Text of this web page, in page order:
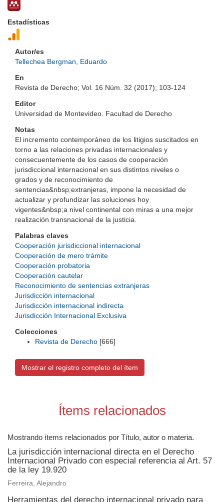
Estadísticas
Autor/es
Tellechea Bergman, Eduardo
En
Revista de Derecho; Vol. 16 Núm. 32 (2017); 103-124
Editor
Universidad de Montevideo. Facultad de Derecho
Notas
El incremento contemporáneo de los litigios suscitados en
torno a las relaciones privadas internacionales y
consecuentemente de los casos de cooperación
jurisdiccional internacional en sus distintos niveles o
grados y de reconocimiento de
sentencias&nbsp;extranjeras, impone la necesidad de
actualizar y profundizar las soluciones hoy
vigentes&nbsp;a nivel continental con miras a una mejor
realización transnacional de la justicia.
Palabras claves
Cooperación jurisdiccional internacional
Cooperación de mero trámite
Cooperación probatoria
Cooperación cautelar
Reconocimiento de sentencias extranjeras
Jurisdicción internacional
Jurisdicción internacional indirecta
Jurisdicción Internacional Exclusiva
Colecciones
Revista de Derecho [666]
Mostrar el registro completo del ítem
Ítems relacionados
Mostrando ítems relacionados por Título, autor o materia.
La jurisdicción internacional directa en el Derecho
Internacional Privado con especial referencia al Art. 57
de la ley 19.920
Ferreira, Alejandro
Herramientas del derecho internacional privado para